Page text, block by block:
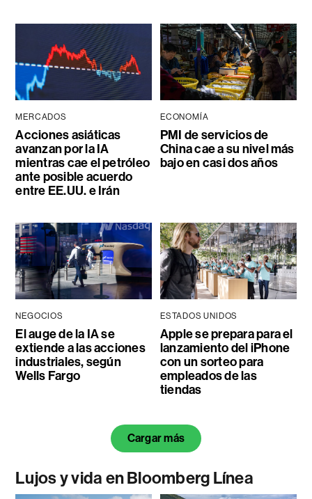
MERCADOS
Acciones asiáticas
avanzan por la IA
mientras cae el petróleo
ante posible acuerdo
entre EE.UU. e Irán
ECONOMÍA
PMI de servicios de
China cae a su nivel más
bajo en casi dos años
NEGOCIOS
El auge de la IA se
extiende a las acciones
industriales, según
Wells Fargo
ESTADOS UNIDOS
Apple se prepara para el
lanzamiento del iPhone
con un sorteo para
empleados de las
tiendas
Cargar más
Lujos y vida en Bloomberg Línea